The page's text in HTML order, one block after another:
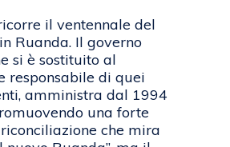
il ventennale del
Ruanda. Il governo
si è sostituito al
responsabile di quei
amministra dal 1994
una forte
che mira